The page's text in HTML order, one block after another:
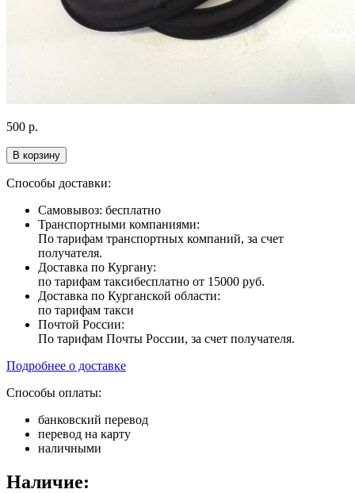
500 р.
В корзину
Способы доставки:
Самовывоз: бесплатно
Транспортными компаниями:
По тарифам транспортных компаний, за счет
получателя.
Доставка по Кургану:
по тарифам таксибесплатно от 15000 руб.
Доставка по Курганской области:
по тарифам такси
Почтой России:
По тарифам Почты России, за счет получателя.
Подробнее о доставке
Способы оплаты:
банковский перевод
перевод на карту
наличными
Наличие: